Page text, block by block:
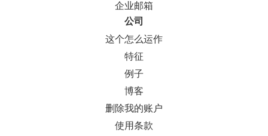
企业邮箱
公司
这个怎么运作
特征
例子
博客
删除我的账户
使用条款